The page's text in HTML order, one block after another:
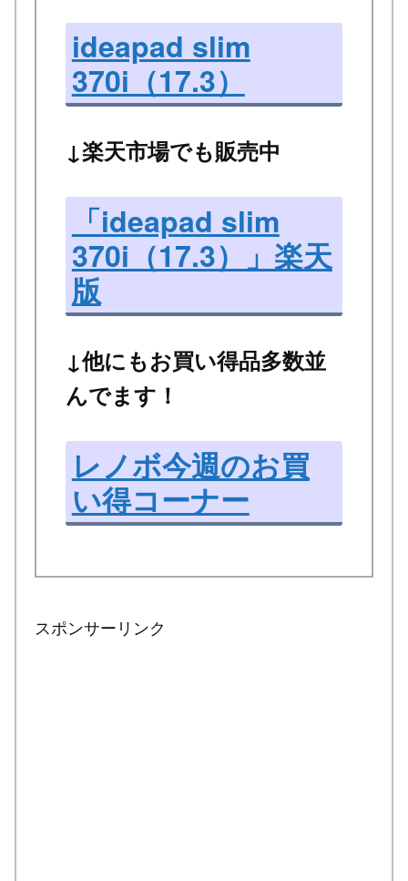
ideapad slim
370i（17.3）
↓楽天市場でも販売中
「ideapad slim
370i（17.3）」楽天
版
↓他にもお買い得品多数並
んでます！
レノボ今週のお買
い得コーナー
スポンサーリンク